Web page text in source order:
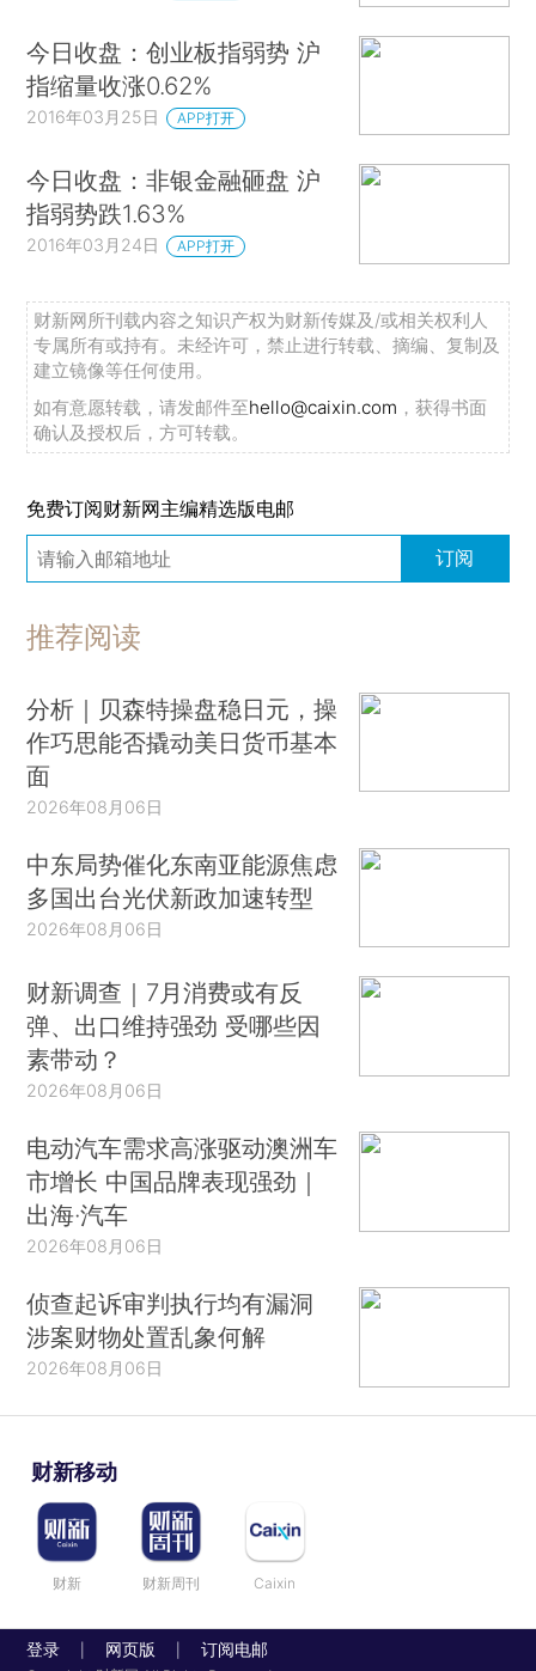
今日收盘：创业板指弱势 沪
指缩量收涨0.62%
2016年03月25日 APP打开
今日收盘：非银金融砸盘 沪
指弱势跌1.63%
2016年03月24日 APP打开
财新网所刊载内容之知识产权为财新传媒及/或相关权利人
专属所有或持有。未经许可，禁止进行转载、摘编、复制及
建立镜像等任何使用。
如有意愿转载，请发邮件至hello@caixin.com ，获得书面
确认及授权后，方可转载。
免费订阅财新网主编精选版电邮
订阅
推荐阅读
分析｜贝森特操盘稳日元，操
作巧思能否撬动美日货币基本
面
2026年08月06日
中东局势催化东南亚能源焦虑
多国出台光伏新政加速转型
2026年08月06日
财新调查｜7月消费或有反
弹、出口维持强劲 受哪些因
素带动？
2026年08月06日
电动汽车需求高涨驱动澳洲车
市增长 中国品牌表现强劲｜
出海·汽车
2026年08月06日
侦查起诉审判执行均有漏洞
涉案财物处置乱象何解
2026年08月06日
财新移动
财新 财新周刊 Caixin
登录 网页版 订阅电邮